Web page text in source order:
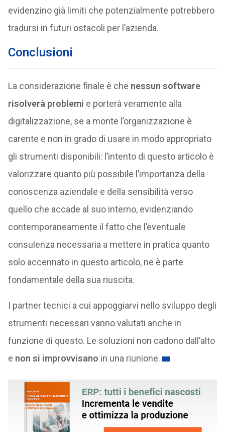
evidenzino già limiti che potenzialmente potrebbero
tradursi in futuri ostacoli per l’azienda.
Conclusioni
La considerazione finale è che nessun software
risolverà problemi e porterà veramente alla
digitalizzazione, se a monte l’organizzazione è
carente e non in grado di usare in modo appropriato
gli strumenti disponibili: l’intento di questo articolo è
valorizzare quanto più possibile l’importanza della
conoscenza aziendale e della sensibilità verso
quello che accade al suo interno, evidenziando
contemporaneamente il fatto che l’eventuale
consulenza necessaria a mettere in pratica quanto
solo accennato in questo articolo, ne è parte
fondamentale della sua riuscita.
I partner tecnici a cui appoggiarvi nello sviluppo degli
strumenti necessari vanno valutati anche in
funzione di questo. Le soluzioni non cadono dall’alto
e non si improvvisano in una riunione.